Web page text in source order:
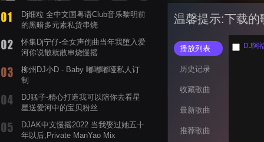
Dj细粒 全中文国粤语Club音乐黎明前
的黑暗多元素私货串烧
怀集Dj宁仔-全女声伤曲当年我堕入爱
河你说散就散串烧慢摇
柳州DJ小D - Baby 嘟嘟嘟哑私人订
制
DJ猛子-精心打造我可以陪你去看星
星送爱河中的宝贝粉丝
DJAK中文慢摇2022 当我娶过她五十
年以后,Private ManYao Mix
温馨提示:下载的
播放列表
历史记录
收藏歌曲
最新歌曲
推荐歌曲
DJ阿